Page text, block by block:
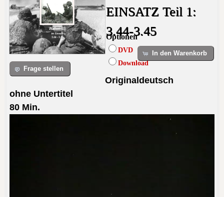
EINSATZ Teil 1:
3.44-3.45
In den Warenkorb
Optionen
DVD
Download
Frage stellen
Originaldeutsch
ohne Untertitel
80 Min.